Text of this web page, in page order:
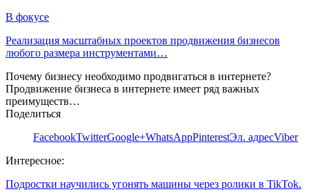
В фокусе
Реализация масштабных проектов продвижения бизнесов
любого размера инструментами…
Почему бизнесу необходимо продвигаться в интернете?
Продвижение бизнеса в интернете имеет ряд важных
преимуществ…
Поделиться
FacebookTwitterGoogle+WhatsAppPinterestЭл. адресViber
Интересное:
Подростки научились угонять машины через ролики в TikTok.